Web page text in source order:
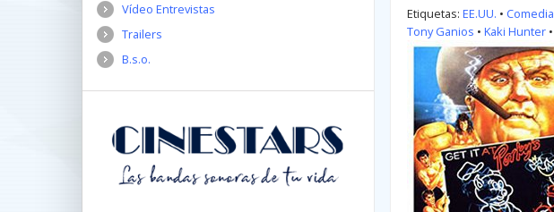
Etiquetas: EE.UU. • Comedia
Tony Ganios • Kaki Hunter•
Vídeo Entrevistas
Trailers
B.s.o.